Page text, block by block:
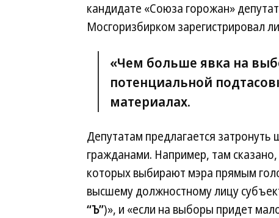
кандидате «Союза горожан»
Мосгоризбирком зарегистрировал
«Чем больше явка на
потенциальной
материалах.
Депутатам предлагается
гражданами. Например, там
которых выбирают мэра прямым
высшему должностному лицу
“Ъ”)», и «если на выборы придет